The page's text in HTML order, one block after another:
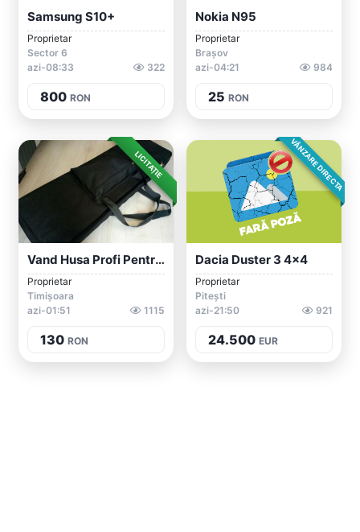
Samsung S10+
Proprietar
Sector 6
azi-08:33
322
800 RON
Nokia N95
Proprietar
Brașov
azi-04:21
984
25 RON
LICITAȚIE
Vand Husa Profi Pentru Clapa, Claviatura...
Proprietar
Timișoara
azi-01:51
1115
130 RON
VÂNZARE DIRECTA
Dacia Duster 3 4x4
Proprietar
Pitești
azi-21:50
921
24.500 EUR